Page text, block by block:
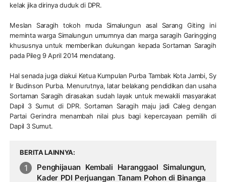
kelak jika dirinya duduk di DPR.
Meslan Saragih tokoh muda Simalungun asal Sarang Giting ini
meminta warga Simalungun umumnya dan marga saragih Garingging
khususnya untuk memberikan dukungan kepada Sortaman Saragih
pada Pileg 9 April 2014 mendatang.
Hal senada juga diakui Ketua Kumpulan Purba Tambak Kota Jambi, Sy
Ir Budinson Purba. Menurutnya, latar belakang pendidikan dan usaha
Sortaman Saragih dirasakan sudah layak untuk mewakili masyarakat
Dapil 3 Sumut di DPR. Sortaman Saragih maju jadi Caleg dengan
Partai Gerindra menambah nilai plus bagi kepercayaan pemilih di
Dapil 3 Sumut.
BERITA LAINNYA
Penghijauan Kembali Haranggaol Simalungun,
Kader PDI Perjuangan Tanam Pohon di Binanga